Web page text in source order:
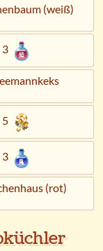
(weiß)
3
5
3
(rot)